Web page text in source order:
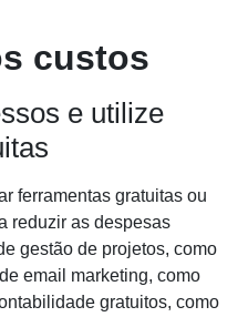
custos
e utilize
ferramentas gratuitas ou
reduzir as despesas
gestão de projetos, como
email marketing, como
gratuitos, como